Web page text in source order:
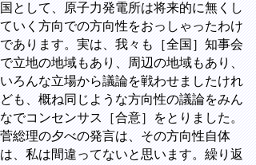
国として、原子力発電所は将来的に無くし
ていく方向での方向性をおっしゃったわけ
であります。実は、我々も［全国］知事会
で立地の地域もあり、周辺の地域もあり、
いろんな立場から議論を戦わせましたけれ
ども、概ね同じような方向性の議論をみん
なでコンセンサス［合意］をとりました。
菅総理の夕べの発言は、その方向性自体
は、私は間違ってないと思います。繰り返